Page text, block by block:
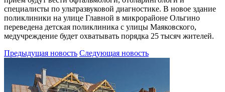
специалисты по ультразвуковой диагностике. В новое здание
поликлиники на улице Главной в микрорайоне Ольгино
переведена детская поликлиника с улицы Маяковского,
медучреждение будет охватывать порядка 25 тысяч жителей.
Предыдущая новость Следующая новость